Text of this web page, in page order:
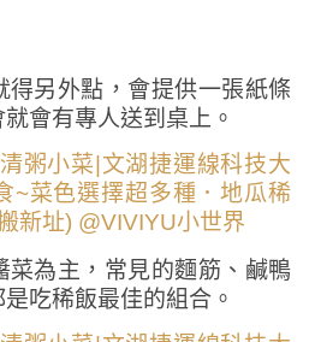
得另外點，會提供一張紙條
會有專人送到桌上。
菜為主，常見的麵筋、鹹鴨
吃稀飯最佳的組合。